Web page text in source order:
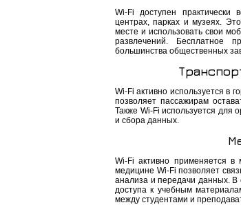
Wi-Fi доступен практически
центрах, парках и музеях.
месте и использовать свои
развлечений. Бесплатное
большинства общественных
Wi-Fi активно используется в
позволяет пассажирам
Также Wi-Fi используется для
и сбора данных.
Wi-Fi активно применяется в
медицине Wi-Fi позволяет
анализа и передачи данных. В
доступа к учебным
между студентами и